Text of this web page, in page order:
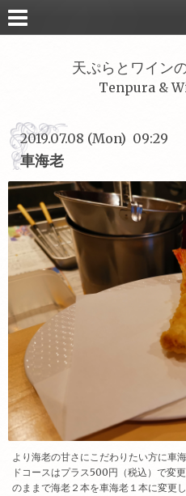
天ぷらとワイ
Tenpura &
2019.07.08 (Mon) 09:29
車海老
より海老の甘さにこだわりたい方に車
ドコースはプラス500円（税込）で変
のままで海老２本を車海老１本に変更